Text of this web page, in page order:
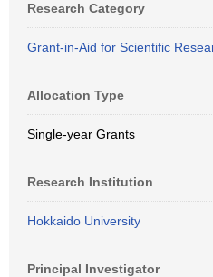
Research Category
Grant-in-Aid for Scientific
Allocation Type
Single-year Grants
Research Institution
Hokkaido University
Principal Investigator